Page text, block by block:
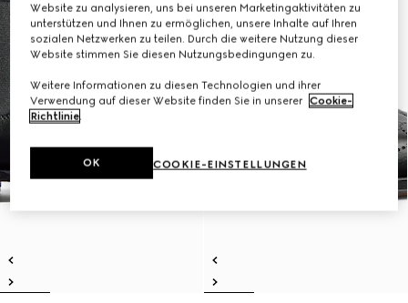
Website zu analysieren, uns bei unseren Marketingaktivitäten zu
unterstützen und Ihnen zu ermöglichen, unsere Inhalte auf Ihren
sozialen Netzwerken zu teilen. Durch die weitere Nutzung dieser
Website stimmen Sie diesen Nutzungsbedingungen zu.
Weitere Informationen zu diesen Technologien und ihrer
Verwendung auf dieser Website finden Sie in unserer Cookie-
Richtlinie.
COOKIE-EINSTELLUNGEN
OK